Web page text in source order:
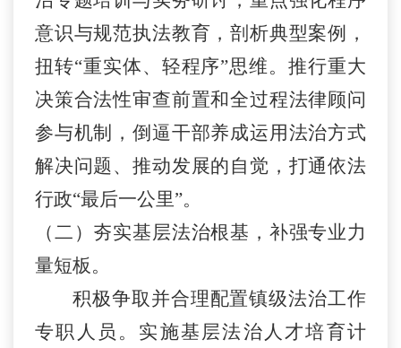
意识与规范执法教育，剖析典型案例，
扭转“重实体、轻程序”思维。推行重大
决策合法性审查前置和全过程法律顾问
参与机制，倒逼干部养成运用法治方式
解决问题、推动发展的自觉，打通依法
行政“最后一公里”。
（二） 夯实基层法治根基，补强专业力
量短板。
积极争取并合理配置镇级法治工作
专职人员。实施基层法治人才培育计